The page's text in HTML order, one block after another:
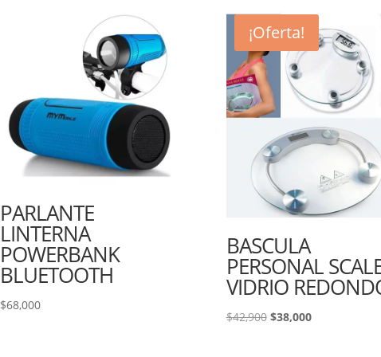
PARLANTE
LINTERNA
POWERBANK
BLUETOOTH
$68,000
¡Oferta!
BASCULA
PERSONAL
VIDRIO
$42,900 El
$38,000El